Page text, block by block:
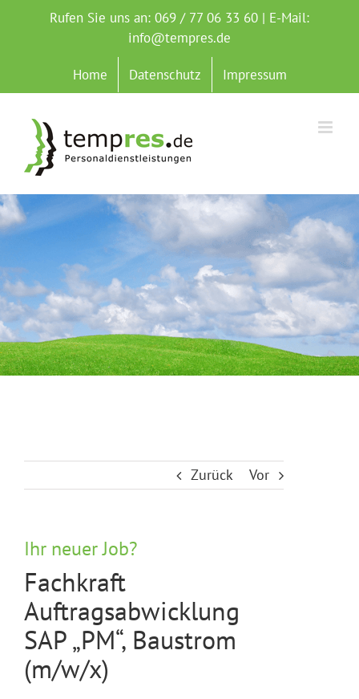
Rufen Sie uns an: 069 / 77 06 33 60 | E-Mail:
info@tempres.de
Home Datenschutz Impressum
Zurück Vor
Ihr neuer Job?
Fachkraft
Auftragsabwicklung
SAP „PM“, Baustrom
(m/w/x)